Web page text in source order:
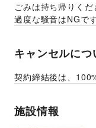
ごみは持ち帰りくだ
過度な騒音はNGです
キャンセルにつ
契約締結後は、
施設情報